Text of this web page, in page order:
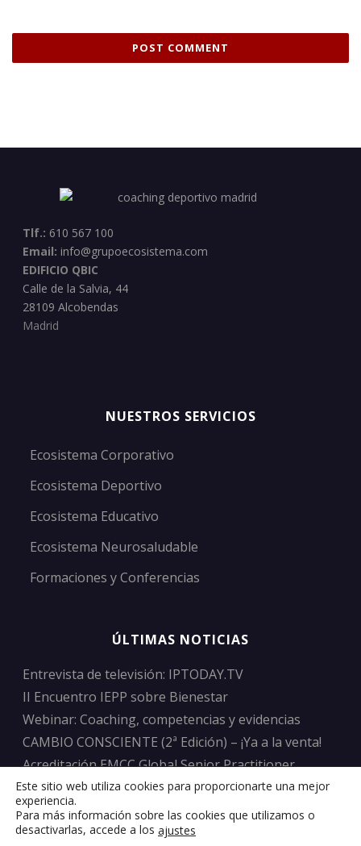
Tlf.: 610 567 100
Email: info@grupoecosistema.com
EDIFICIO QBIC
Calle de la Salvia, 44
28109 Alcobendas
Madrid
NUESTROS SERVICIOS
Ecosistema Corporativo
Ecosistema Deportivo
Ecosistema Educativo
Ecosistema Neurosaludable
Formaciones y Conferencias
ÚLTIMAS NOTICIAS
Entrevista de televisión: IPTODAY.TV
II Encuentro IEPP sobre Bienestar
Webinar: Coaching, competencias y evidencias
CAMBIO CONSCIENTE (2ª Edición) – ¡Ya a la venta!
Acreditación EMCC Global Senior Practitioner
Este sitio web utiliza cookies para proporcionarte una mejor
experiencia.
Para más información sobre las cookies que utilizamos o
desactivarlas, accede a los ajustes